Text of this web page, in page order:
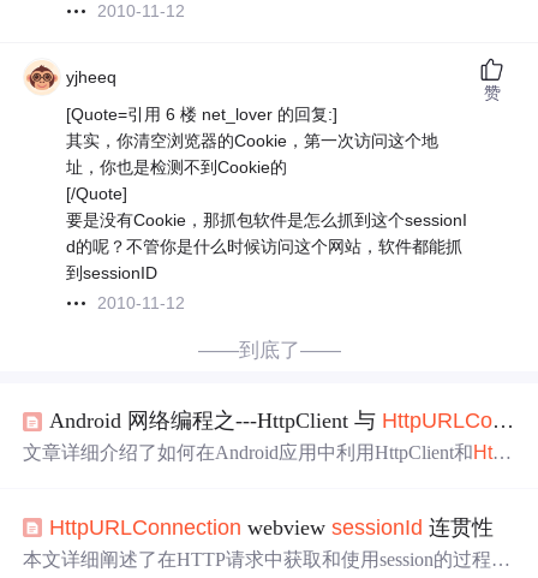
2010-11-12
yjheeq
[Quote=引用 6 楼 net_lover 的回复:]
其实，你清空浏览器的Cookie，第一次访问这个地
址，你也是检测不到Cookie的
[/Quote]
要是没有Cookie，那抓包软件是怎么抓到这个sessionI
d的呢？不管你是什么时候访问这个网站，软件都能抓
到sessionID
2010-11-12
赞
——到底了——
Android 网络编程之---HttpClient 与 HttpURLConnection
文章详细介绍了如何在Android应用中利用HttpClient和Http
别，以及在不同Android版本中对HTTP操作的优化，特别
强调了在Android4.0及以上版本启用响应缓存的方法。
HttpURLConnection webviewsessionId 连贯性
本文详细阐述了在HTTP请求中获取和使用session的过程，